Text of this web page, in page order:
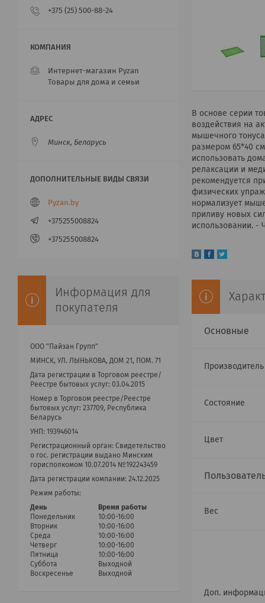
В основе серии
воздействия на
мышечного
размером 65*40
использовать
релаксации и
рекомендуется
физических
нормализует
приливу новых
использовании. -
Основные
Состояние
Цвет
Вес
Доп.
+375 (25) 500-88-24
Интернет-магазин Pyzan
Товары для дома и семьи
Минск, Беларусь
Pyzan.by
+375255008824
+375255008824
Информация для
покупателя
ООО "Пайзан Групп"
МИНСК, УЛ. ЛЫНЬКОВА, ДОМ 21, ПОМ. 71
Дата регистрации в Торговом реестре/
Реестре бытовых услуг: 03.04.2015
Номер в Торговом реестре/Реестре
бытовых услуг: 237709, Республика
Беларусь
УНП: 193946014
Регистрационный орган: Cвидетельство
о гос. регистрации выдано Минским
горисполкомом 10.07.2014 №192243459
Дата регистрации компании: 24.12.2025
Режим работы:
День
Время работы
Понедельник
10:00-16:00
Вторник
10:00-16:00
Среда
10:00-16:00
Четверг
10:00-16:00
Пятница
10:00-16:00
Суббота
Выходной
Воскресенье
Выходной